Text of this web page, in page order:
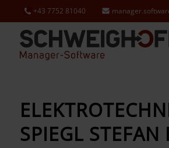
+43 7752 81040
SPIEGL STEFAN